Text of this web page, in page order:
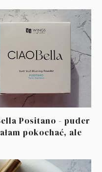
Positano - puder
pokochać, ale